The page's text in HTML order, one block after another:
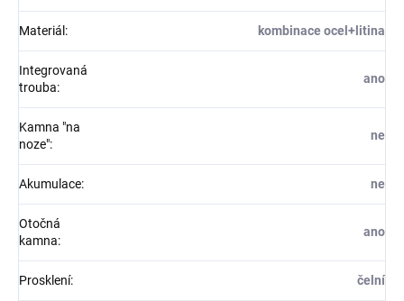
Materiál : kombinace ocel+litina
Integrovaná
trouba:
ano
Kamna "na
noze":
ne
Akumulace: ne
Otočná
kamna:
ano
Prosklení: čelní